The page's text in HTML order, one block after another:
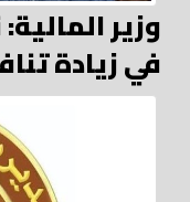
وزير
في زيادة